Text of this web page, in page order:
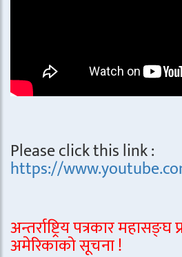
Please click this link :
https://
अन्तर्राष्ट्रिय पत्रकार महासङ्घ
अमेरिकाको सूचना !